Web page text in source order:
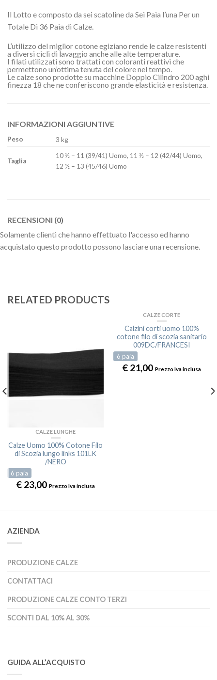
Il Lotto e composto da sei scatoline da Sei Paia l’una Per un
Totale Di 36 Paia di Calze.
L’utilizzo del miglior cotone egiziano rende le calze resistenti
a diversi cicli di lavaggio anche alle alte temperature.
I filati utilizzati sono trattati con coloranti reattivi che
permettono un’ottima tenuta del colore nel tempo.
Le calze sono prodotte su macchine Doppio Cilindro 200 aghi
finezza 18 che ne conferiscono grande elasticità e resistenza.
INFORMAZIONI AGGIUNTIVE
Peso 3 kg
Taglia
10 ½ – 11 (39/41) Uomo, 11 ½ – 12 (42/44) Uomo,
12 ½ – 13 (45/46) Uomo
RECENSIONI (0)
Solamente clienti che hanno effettuato l'accesso ed hanno
acquistato questo prodotto possono lasciare una recensione.
RELATED PRODUCTS
CALZE LUNGHE
Calze Uomo 100% Cotone Filo
di Scozia lungo links 101LK
/NERO
6 paia
€ 23,00 Prezzo Iva inclusa
CALZE CORTE
Calzini corti uomo 100%
cotone filo di scozia sanitario
009DC/FRANCESI
6 paia
€ 21,00 Prezzo Iva inclusa
AZIENDA
PRODUZIONE CALZE
CONTATTACI
PRODUZIONE CALZE CONTO TERZI
SCONTI DAL 10% AL 30%
GUIDA ALL’ACQUISTO